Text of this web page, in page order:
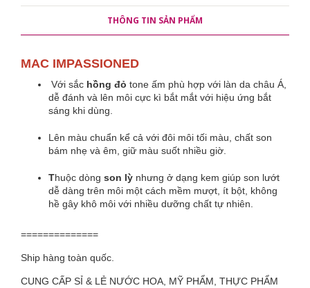
THÔNG TIN SẢN PHẨM
MAC IMPASSIONED
Với sắc hồng đỏ tone ấm phù hợp với làn da châu Á,
dễ đánh và lên môi cực kì bắt mắt với hiệu ứng bắt
sáng khi dùng.
Lên màu chuẩn kể cả với đôi môi tối màu, chất son
bám nhẹ và êm, giữ màu suốt nhiều giờ.
Thuộc dòng son lỳ nhưng ở dạng kem giúp son lướt
dễ dàng trên môi một cách mềm mượt, ít bột, không
hề gây khô môi với nhiều dưỡng chất tự nhiên.
==============
Ship hàng toàn quốc.
CUNG CẤP SỈ & LẺ NƯỚC HOA, MỸ PHẨM, THỰC PHẨM